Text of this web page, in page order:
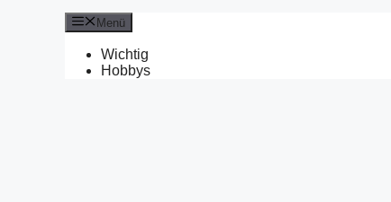
Menü
Wichtig
Hobbys